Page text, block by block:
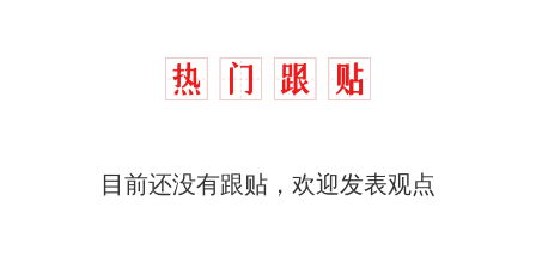
目前还没有跟贴，欢迎发表观点